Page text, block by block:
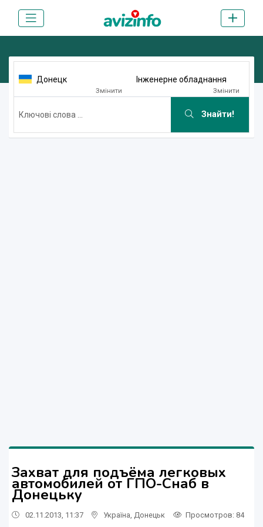
Донецк
Змінити
Інженерне обладнання
Змінити
Знайти!
Захват для подъёма легковых
автомобилей от ГПО-Снаб в
Донецьку
02.11.2013, 11:37 Україна Донецьк Просмотров: 84